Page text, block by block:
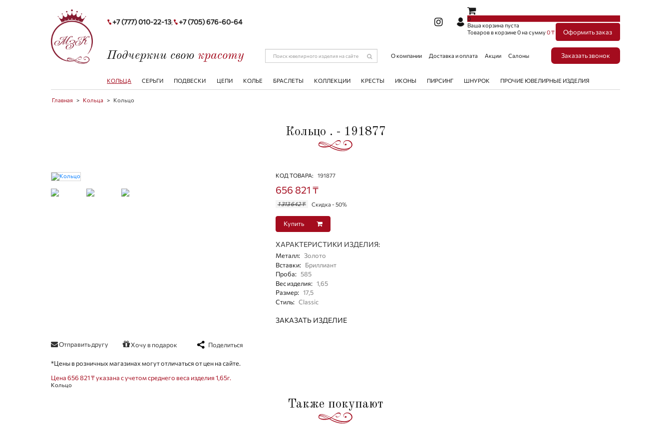
+7 (777) 010-22-13; +7 (705) 676-60-64
0
Ваша корзина пуста
Товаров в корзине0на сумму0 ₸ Оформить заказ
Подчеркни свою красоту О компании Доставка и оплата Акции Салоны Заказать звонок
КОЛЬЦА СЕРЬГИ ПОДВЕСКИ ЦЕПИ КОЛЬЕ БРАСЛЕТЫ КОЛЛЕКЦИИ КРЕСТЫ ИКОНЫ ПИРСИНГ ШНУРОК ПРОЧИЕ ЮВЕЛИРНЫЕ ИЗДЕЛИЯ
Главная > Кольца > Кольцо
Кольцо . - 191877
КОД ТОВАРА: 191877
656 821 ₸
1 313 642 ₸ Скидка - 50%
Купить
ХАРАКТЕРИСТИКИ ИЗДЕЛИЯ:
Металл: Золото
Вставки: Бриллиант
Проба: 585
Вес изделия: 1,65
Размер: 17,5
Стиль: Classic
ЗАКАЗАТЬ ИЗДЕЛИЕ
Отправить другу Хочу в подарок Поделиться
*Цены в розничных магазинах могут отличаться от цен на сайте.
Цена 656 821 ₸ указана с учетом среднего веса изделия 1,65г.
Кольцо
Также покупают